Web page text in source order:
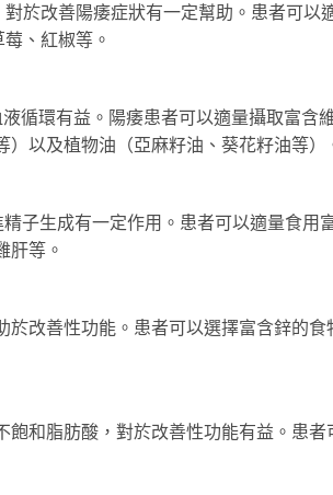
於改善陽痿症狀有一定幫助。患者可以
、紅椒等。
循環有益。陽痿患者可以適量攝取富含
以及植物油（亞麻籽油、葵花籽油等）
子生成有一定作用。患者可以適量食用
肝等。
改善性功能。患者可以選擇富含鋅的食
和脂肪酸，對於改善性功能有益。患者